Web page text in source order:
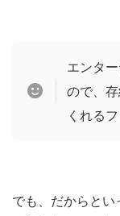
エンタ
ので、
くれる
でも、だからとい